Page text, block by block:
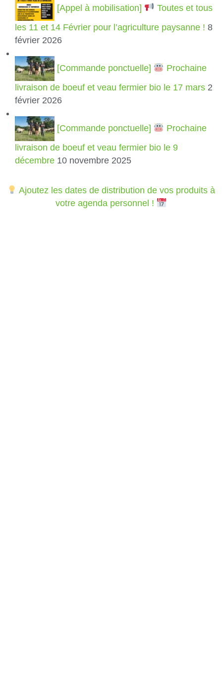
[Appel à mobilisation]
Toutes et tous
les 11 et 14 Février pour l’agriculture paysanne ! 8
février 2026
[Commande ponctuelle]
Prochaine
livraison de boeuf et veau fermier bio le 17 mars 2
février 2026
[Commande ponctuelle]
Prochaine
livraison de boeuf et veau fermier bio le 9
décembre 10 novembre 2025
Ajoutez les dates de distribution de vos produits à
votre agenda personnel !